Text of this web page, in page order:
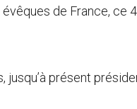
de France, ce
jusqu’à présent